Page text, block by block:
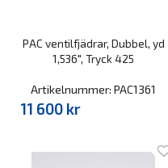
PAC ventilfjädrar, Dubbel, yd
1,536", Tryck 425
Artikelnummer: PAC1361
11 600 kr